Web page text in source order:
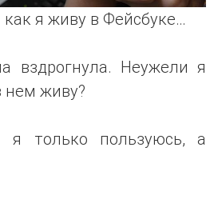
я живу в Фейсбуке…
вздрогнула. Неужели я
нем живу?
я только пользуюсь, а